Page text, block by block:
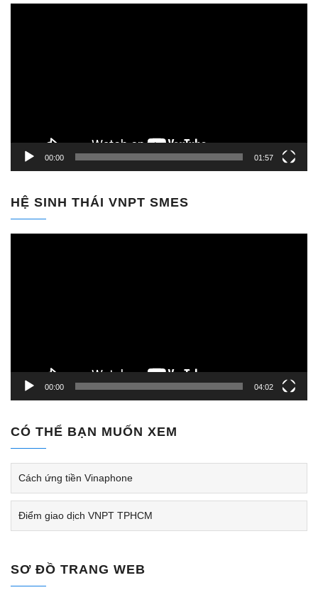
00:00 01:57
HỆ SINH THÁI VNPT SMES
00:00 04:02
CÓ THỂ BẠN MUỐN XEM
Cách ứng tiền Vinaphone
Điểm giao dịch VNPT TPHCM
SƠ ĐỒ TRANG WEB